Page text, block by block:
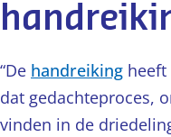
“De handreiking
dat gedachteproces,
vinden in de